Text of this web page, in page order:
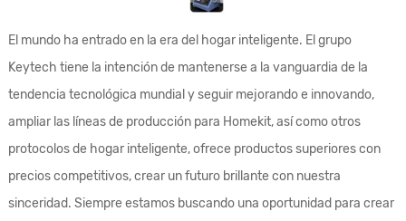
El mundo ha entrado en la era del hogar inteligente. El grupo
Keytech tiene la intención de mantenerse a la vanguardia de la
tendencia tecnológica mundial y seguir mejorando e innovando,
ampliar las líneas de producción para Homekit, así como otros
protocolos de hogar inteligente, ofrece productos superiores con
precios competitivos, crear un futuro brillante con nuestra
sinceridad. Siempre estamos buscando una oportunidad para crear